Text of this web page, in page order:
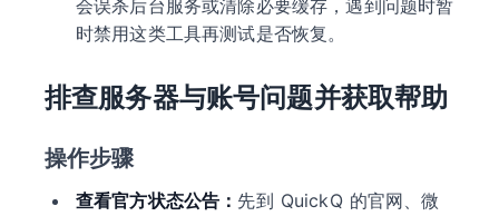
会误杀后台服务或清除必要缓存，遇到问题时暂
时禁用这类工具再测试是否恢复。
排查服务器与账号问题并获取帮助
操作步骤
查看官方状态公告： 先到 QuickQ 的官网、微